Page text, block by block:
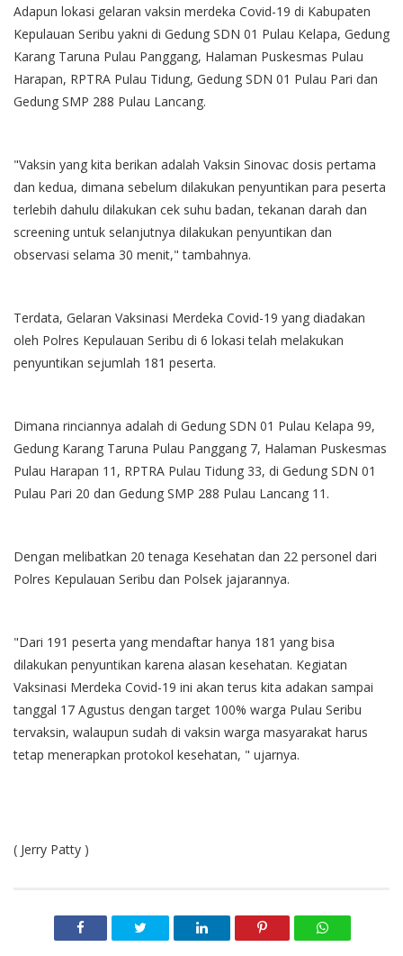
Adapun lokasi gelaran vaksin merdeka Covid-19 di Kabupaten
Kepulauan Seribu yakni di Gedung SDN 01 Pulau Kelapa, Gedung
Karang Taruna Pulau Panggang, Halaman Puskesmas Pulau
Harapan, RPTRA Pulau Tidung, Gedung SDN 01 Pulau Pari dan
Gedung SMP 288 Pulau Lancang.
"Vaksin yang kita berikan adalah Vaksin Sinovac dosis pertama
dan kedua, dimana sebelum dilakukan penyuntikan para peserta
terlebih dahulu dilakukan cek suhu badan, tekanan darah dan
screening untuk selanjutnya dilakukan penyuntikan dan
observasi selama 30 menit," tambahnya.
Terdata, Gelaran Vaksinasi Merdeka Covid-19 yang diadakan
oleh Polres Kepulauan Seribu di 6 lokasi telah melakukan
penyuntikan sejumlah 181 peserta.
Dimana rinciannya adalah di Gedung SDN 01 Pulau Kelapa 99,
Gedung Karang Taruna Pulau Panggang 7, Halaman Puskesmas
Pulau Harapan 11, RPTRA Pulau Tidung 33, di Gedung SDN 01
Pulau Pari 20 dan Gedung SMP 288 Pulau Lancang 11.
Dengan melibatkan 20 tenaga Kesehatan dan 22 personel dari
Polres Kepulauan Seribu dan Polsek jajarannya.
"Dari 191 peserta yang mendaftar hanya 181 yang bisa
dilakukan penyuntikan karena alasan kesehatan. Kegiatan
Vaksinasi Merdeka Covid-19 ini akan terus kita adakan sampai
tanggal 17 Agustus dengan target 100% warga Pulau Seribu
tervaksin, walaupun sudah di vaksin warga masyarakat harus
tetap menerapkan protokol kesehatan, " ujarnya.
( Jerry Patty )